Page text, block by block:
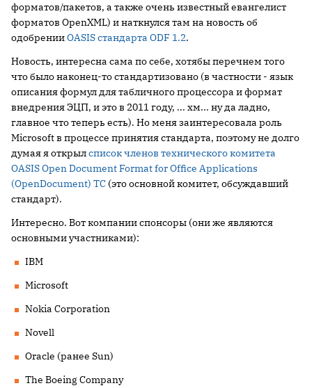
форматов/пакетов, а также очень известный евангелист
форматов OpenXML) и наткнулся там на новость об
одобренииOASIS стандарта ODF 1.2.
Новость, интересна сама по себе, хотябы перечнем того
что было наконец-то стандартизовано (в частности - язык
описания формул для табличного процессора и формат
внедрения ЭЦП, и это в 2011 году, ... хм... ну да ладно,
главное что теперь есть). Но меня заинтересовала роль
Microsoft в процессе принятия стандарта, поэтому не долго
думая я открылсписок членов технического комитета
OASIS Open Document Format for Office Applications
(OpenDocument) TC (это основной комитет, обсуждавший
стандарт).
Интересно. Вот компании спонсоры (они же являются
основными участниками):
IBM
Microsoft
Nokia Corporation
Novell
Oracle (ранее Sun)
The Boeing Company